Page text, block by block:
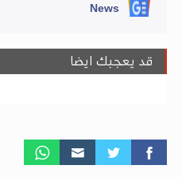
News
قد يعجبك ايضا